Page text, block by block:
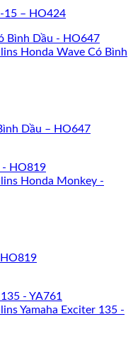
15 – HO424
Dầu – HO647